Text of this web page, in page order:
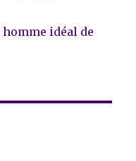
homme idéal de